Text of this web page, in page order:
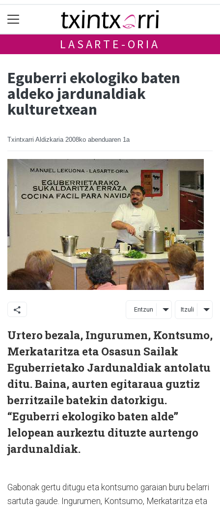
LASARTE-ORIA
Eguberri ekologiko baten
aldeko jardunaldiak
kulturetxean
Txintxarri Aldizkaria 2008ko abenduaren 1a
Entzun Itzuli
Urtero bezala, Ingurumen, Kontsumo,
Merkataritza eta Osasun Sailak
Eguberrietako Jardunaldiak antolatu
ditu. Baina, aurten egitaraua guztiz
berritzaile batekin datorkigu.
“Eguberri ekologiko baten alde”
lelopean aurkeztu dituzte aurtengo
jardunaldiak.
Gabonak gertu ditugu eta kontsumo garaian buru belarri
sartuta gaude. Ingurumen, Kontsumo, Merkataritza eta